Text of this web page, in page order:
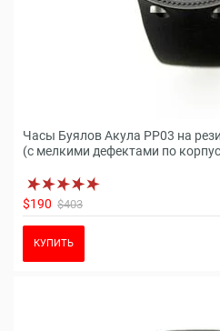
Часы Буялов Акула РР03 на
(с мелкими дефектами по
$190 $403
КУПИТЬ